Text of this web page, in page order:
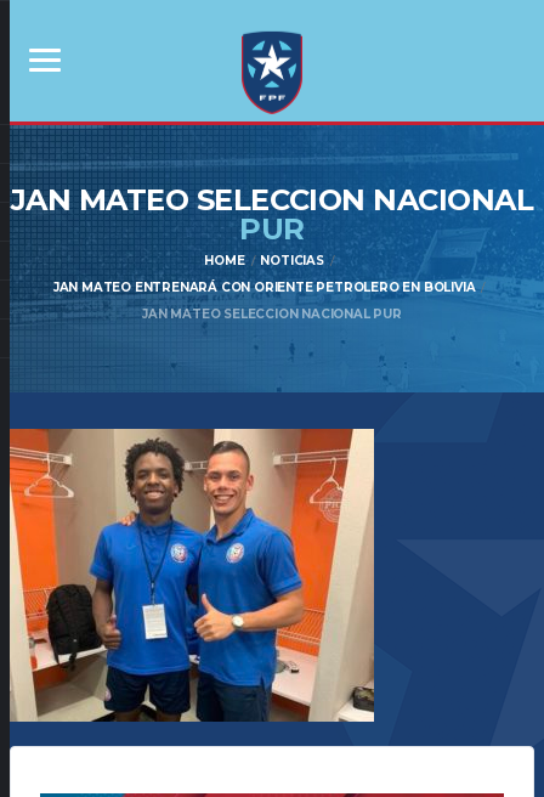
JAN MATEO SELECCION NACIONAL
PUR
HOME
NOTICIAS
JAN MATEO ENTRENARÁ CON ORIENTE PETROLERO EN BOLIVIA
JAN MATEO SELECCION NACIONAL PUR